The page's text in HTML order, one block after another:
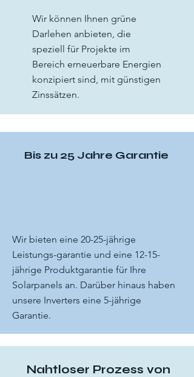
Wir können Ihnen grüne
Darlehen anbieten, die
speziell für Projekte im
Bereich erneuerbare Energien
konzipiert sind, mit günstigen
Zinssätzen.
Bis zu 25 Jahre Garantie
Wir bieten eine 20-25-jährige
Leistungs-garantie und eine 12-15-
jährige Produktgarantie für Ihre
Solarpanels an. Darüber hinaus haben
unsere Inverters eine 5-jährige
Garantie.
Nahtloser Prozess von